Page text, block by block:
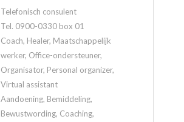
Telefonisch consulent
Tel. 0900-0330 box 01
Coach, Healer, Maatschappelijk
werker, Office-ondersteuner,
Organisator, Personal organizer,
Virtual assistant
Aandoening, Bemiddeling,
Bewustwording, Coaching,